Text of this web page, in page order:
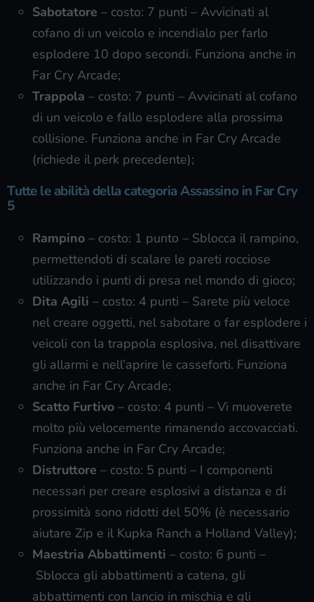
Sabotatore – costo: 7 punti – Avvicinati al
cofano di un veicolo e incendialo per farlo
esplodere 10 dopo secondi. Funziona anche in
Far Cry Arcade;
Trappola – costo: 7 punti – Avvicinati al cofano
di un veicolo e fallo esplodere alla prossima
collisione. Funziona anche in Far Cry Arcade
(richiede il perk precedente);
Tutte le abilità della categoria Assassino in Far Cry
5
Rampino – costo: 1 punto – Sblocca il rampino,
permettendoti di scalare le pareti rocciose
utilizzando i punti di presa nel mondo di gioco;
Dita Agili – costo: 4 punti – Sarete più veloce
nel creare oggetti, nel sabotare o far esplodere i
veicoli con la trappola esplosiva, nel disattivare
gli allarmi e nell’aprire le casseforti. Funziona
anche in Far Cry Arcade;
Scatto Furtivo – costo: 4 punti – Vi muoverete
molto più velocemente rimanendo accovacciati.
Funziona anche in Far Cry Arcade;
Distruttore – costo: 5 punti – I componenti
necessari per creare esplosivi a distanza e di
prossimità sono ridotti del 50% (è necessario
aiutare Zip e il Kupka Ranch a Holland Valley);
Maestria Abbattimenti – costo: 6 punti –
Sblocca gli abbattimenti a catena, gli
abbattimenti con lancio in mischia e gli